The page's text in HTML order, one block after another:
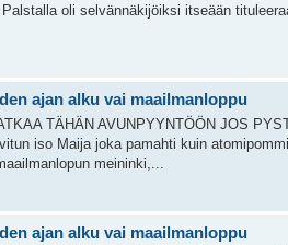
oli selvännäkijöiksi itseään
ajan alku vai maailmanloppu
TÄHÄN AVUNPYYNTÖÖN JOS
iso Maija joka pamahti kuin
meininki,...
ajan alku vai maailmanloppu